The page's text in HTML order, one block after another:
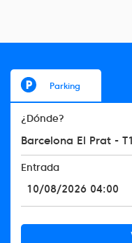
Parking
¿Dónde?
Barcelona El Prat - T1
Entrada